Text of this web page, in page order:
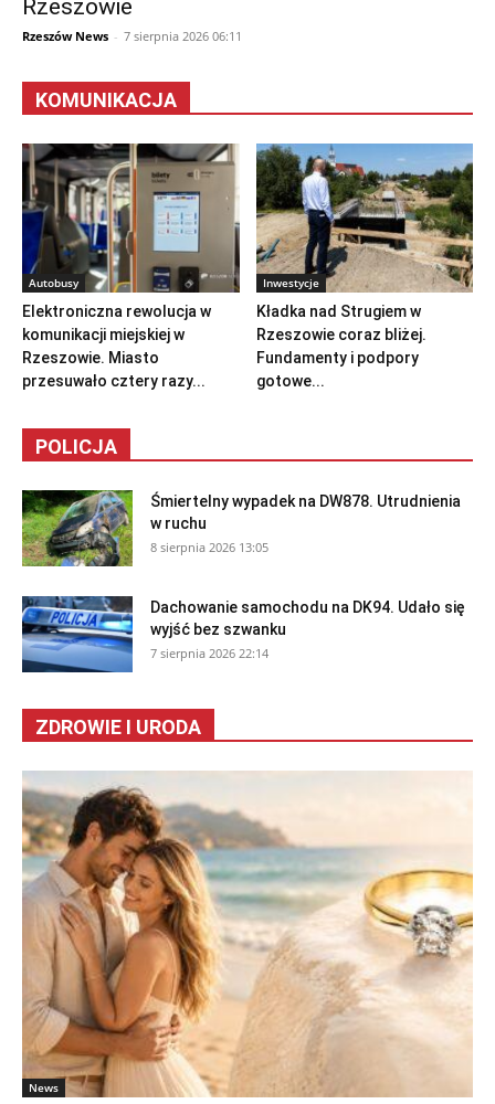
Rzeszowie
Rzeszów News - 7 sierpnia 2026 06:11
KOMUNIKACJA
Autobusy
Elektroniczna rewolucja w
komunikacji miejskiej w
Rzeszowie. Miasto
przesuwało cztery razy...
Inwestycje
Kładka nad Strugiem w
Rzeszowie coraz bliżej.
Fundamenty i podpory
gotowe...
POLICJA
Śmiertelny wypadek na DW878. Utrudnienia
w ruchu
8 sierpnia 2026 13:05
Dachowanie samochodu na DK94. Udało się
wyjść bez szwanku
7 sierpnia 2026 22:14
ZDROWIE I URODA
News